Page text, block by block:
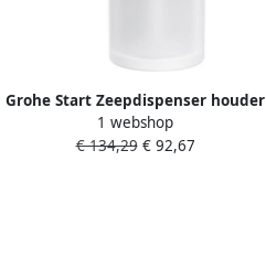
Grohe Start Zeepdispenser houder
supersteel rvs-look 41195DC0
1 webshop
€ 134,29€ 92,67